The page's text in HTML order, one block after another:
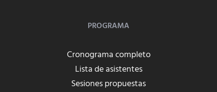
PROGRAMA
Cronograma completo
Lista de asistentes
Sesiones propuestas